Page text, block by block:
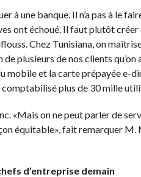
à une banque. Il n’a pas à le
ont échoué. Il faut plutôt
Chez Tunisiana, on
de plusieurs de nos clients
mobile et la carte prépayée e-
plus de 30 mille
«Mais on ne peut parler de
équitable», fait remarquer M.
d’entreprise demain